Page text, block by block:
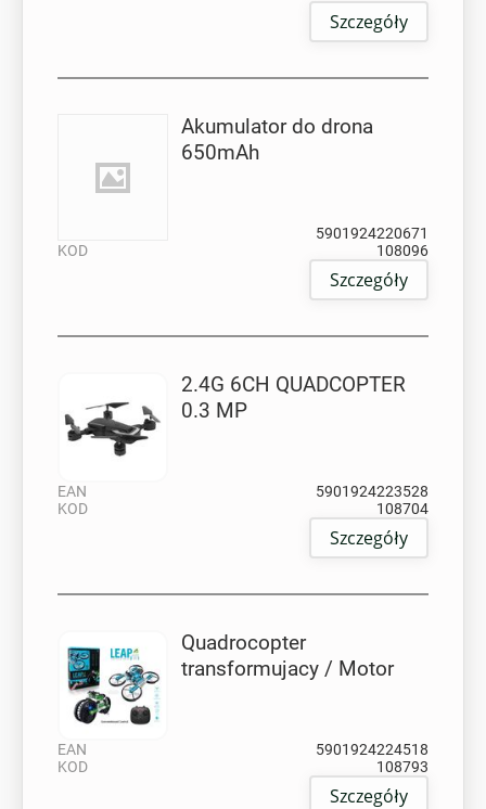
Szczegóły
Akumulator do drona
650mAh
5901924220671
KOD
108096
Szczegóły
2.4G 6CH QUADCOPTER
0.3 MP
EAN
5901924223528
KOD
108704
Szczegóły
Quadrocopter
transformujacy / Motor
EAN
5901924224518
KOD
108793
Szczegóły